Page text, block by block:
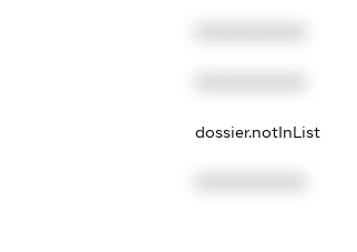
dossier.notInList